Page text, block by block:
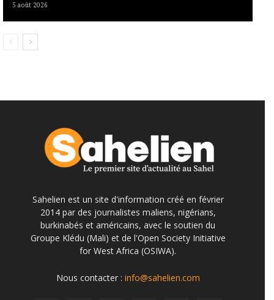
5 août 2026
Sahelien est un site d'information créé en février
2014 par des journalistes maliens, nigérians,
burkinabés et américains, avec le soutien du
Groupe Klédu (Mali) et de l'Open Society Initiative
for West Africa (OSIWA).
Nous contacter : info@sahelien.com